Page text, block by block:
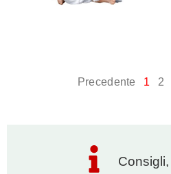
Precedente 1 2